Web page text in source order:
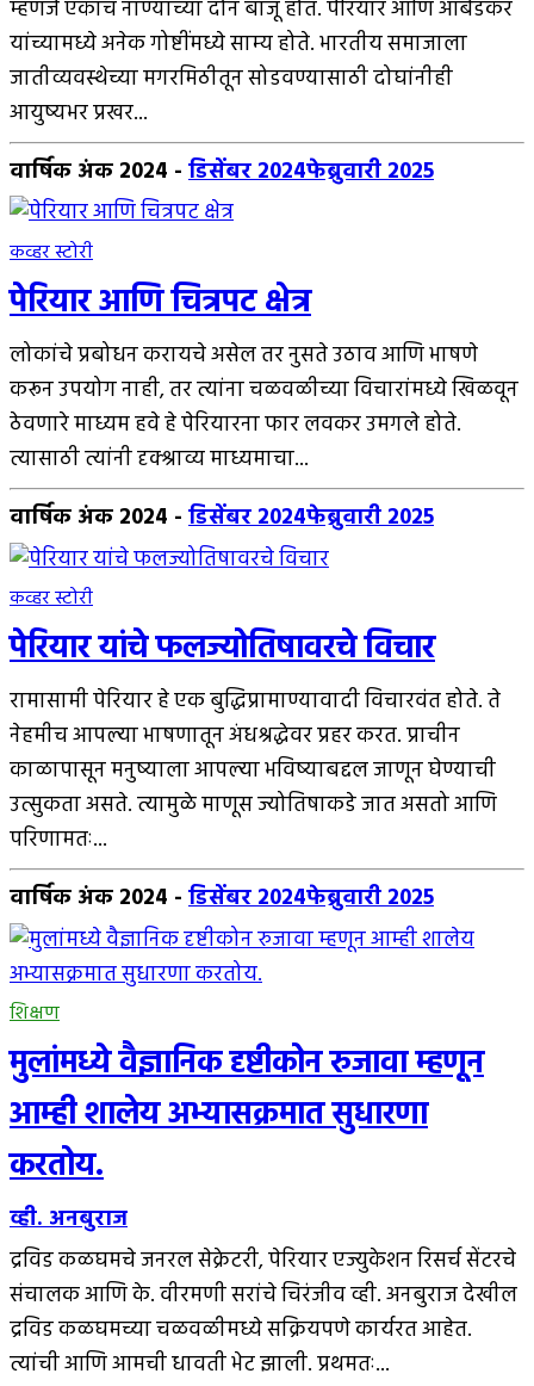
म्हणजे एकाच नाण्याच्या दोन बाजू होत. पेरियार आणि आंबेडकर
यांच्यामध्ये अनेक गोष्टींमध्ये साम्य होते. भारतीय समाजाला
जातीव्यवस्थेच्या मगरमिठीतून सोडवण्यासाठी दोघांनीही
आयुष्यभर प्रखर...
वार्षिक अंक 2024 - डिसेंबर 2024फेब्रुवारी 2025
कव्हर स्टोरी
पेरियार आणि चित्रपट क्षेत्र
लोकांचे प्रबोधन करायचे असेल तर नुसते उठाव आणि भाषणे
करून उपयोग नाही, तर त्यांना चळवळीच्या विचारांमध्ये खिळवून
ठेवणारे माध्यम हवे हे पेरियारना फार लवकर उमगले होते.
त्यासाठी त्यांनी दृक्श्राव्य माध्यमाचा...
वार्षिक अंक 2024 - डिसेंबर 2024फेब्रुवारी 2025
कव्हर स्टोरी
पेरियार यांचे फलज्योतिषावरचे विचार
रामासामी पेरियार हे एक बुद्धिप्रामाण्यावादी विचारवंत होते. ते
नेहमीच आपल्या भाषणातून अंधश्रद्धेवर प्रहर करत. प्राचीन
काळापासून मनुष्याला आपल्या भविष्याबद्दल जाणून घेण्याची
उत्सुकता असते. त्यामुळे माणूस ज्योतिषाकडे जात असतो आणि
परिणामतः...
वार्षिक अंक 2024 - डिसेंबर 2024फेब्रुवारी 2025
शिक्षण
मुलांमध्ये वैज्ञानिक दृष्टीकोन रुजावा म्हणून
आम्ही शालेय अभ्यासक्रमात सुधारणा
करतोय.
व्ही. अनबुराज
द्रविड कळघमचे जनरल सेक्रेटरी, पेरियार एज्युकेशन रिसर्च सेंटरचे
संचालक आणि के. वीरमणी सरांचे चिरंजीव व्ही. अनबुराज देखील
द्रविड कळघमच्या चळवळीमध्ये सक्रियपणे कार्यरत आहेत.
त्यांची आणि आमची धावती भेट झाली. प्रथमतः...